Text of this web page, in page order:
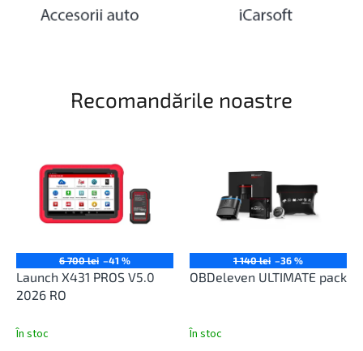
Recomandările noastre
6 700 lei –41 %
Launch X431 PROS V5.0
2026 RO
În stoc
1 140 lei –36 %
OBDeleven ULTIMATE pack
În stoc